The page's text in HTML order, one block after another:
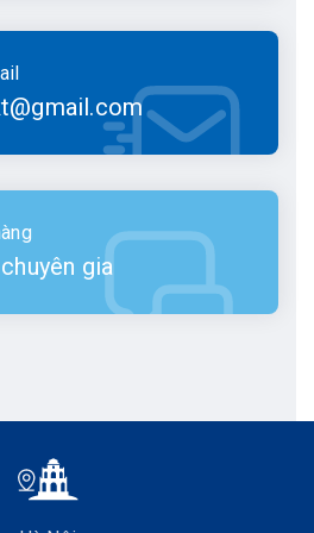
máy: đây là bộ phận đặc trưng cho
quang học.
thủy bình được thiết kế thêm
có thể nhìn được ảnh hai nữa đầu
gia